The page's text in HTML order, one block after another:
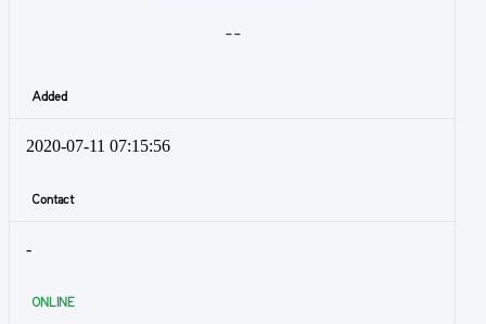
- -
Added
2020-07-11 07:15:56
Contact
-
ONLINE